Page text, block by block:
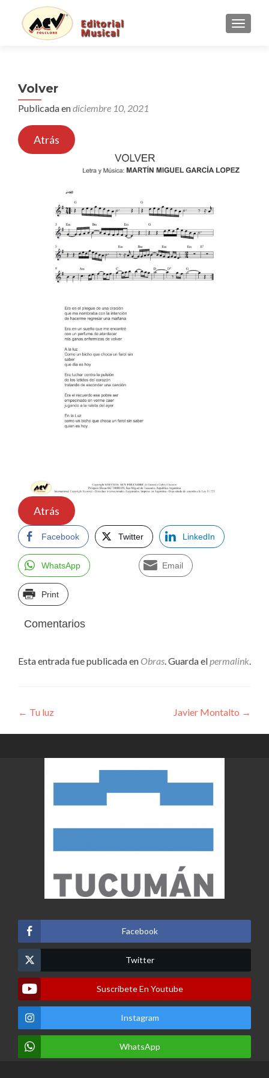
Volver
Publicada endiciembre 10, 2021
Atrás
Atrás
Facebook Twitter LinkedIn
WhatsApp Email
Print
Comentarios
Esta entrada fue publicada en Obras. Guarda elpermalink.
Navegación
de
entradas
← Tu luz Javier Montalto →
Facebook
Twitter
Suscribete En Youtube
Instagram
WhatsApp